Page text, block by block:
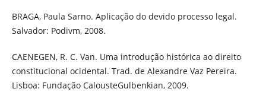
BRAGA, Paula Sarno. Aplicação do devido processo legal.
Salvador: Podivm, 2008.
CAENEGEN, R. C. Van. Uma introdução histórica ao direito
constitucional ocidental. Trad. de Alexandre Vaz Pereira.
Lisboa: Fundação CalousteGulbenkian, 2009.